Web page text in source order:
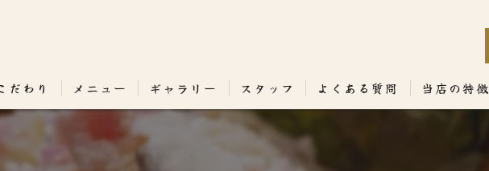
だわり メニュー ギャラリー スタッフ よくある質問 当店の特徴